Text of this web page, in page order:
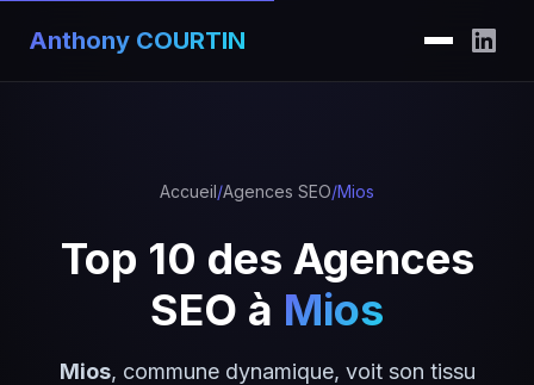
Anthony COURTIN
Accueil/Agences SEO/Mios
Top 10 des Agences
SEO à Mios
Mios, commune dynamique, voit son tissu